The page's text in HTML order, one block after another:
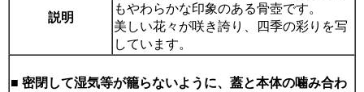
説明
もやわらかな印象のある骨壺です。
美しい花々が咲き誇り、四季の彩りを写
しています。
■ 密閉して湿気等が籠らないように、蓋と本体の噛み合わ